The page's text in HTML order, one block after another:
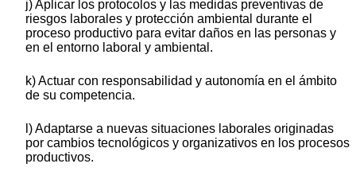
j) Aplicar los protocolos y las medidas preventivas de
riesgos laborales y protección ambiental durante el
proceso productivo para evitar daños en las personas y
en el entorno laboral y ambiental.
k) Actuar con responsabilidad y autonomía en el ámbito
de su competencia.
l) Adaptarse a nuevas situaciones laborales originadas
por cambios tecnológicos y organizativos en los procesos
productivos.